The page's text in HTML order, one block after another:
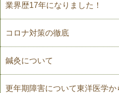
業界歴17年になりました！
コロナ対策の徹底
鍼灸について
更年期障害について東洋医学